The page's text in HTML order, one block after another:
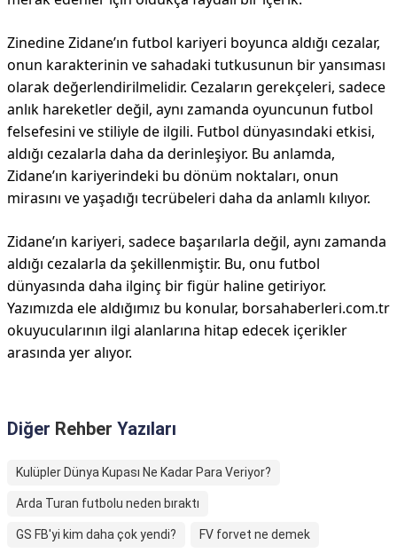
Zinedine Zidane’ın futbol kariyeri boyunca aldığı cezalar,
onun karakterinin ve sahadaki tutkusunun bir yansıması
olarak değerlendirilmelidir. Cezaların gerekçeleri, sadece
anlık hareketler değil, aynı zamanda oyuncunun futbol
felsefesini ve stiliyle de ilgili. Futbol dünyasındaki etkisi,
aldığı cezalarla daha da derinleşiyor. Bu anlamda,
Zidane’ın kariyerindeki bu dönüm noktaları, onun
mirasını ve yaşadığı tecrübeleri daha da anlamlı kılıyor.
Zidane’ın kariyeri, sadece başarılarla değil, aynı zamanda
aldığı cezalarla da şekillenmiştir. Bu, onu futbol
dünyasında daha ilginç bir figür haline getiriyor.
Yazımızda ele aldığımız bu konular, borsahaberleri.com.tr
okuyucularının ilgi alanlarına hitap edecek içerikler
arasında yer alıyor.
Diğer Rehber Yazıları
Kulüpler Dünya Kupası Ne Kadar Para Veriyor?
Arda Turan futbolu neden bıraktı
GS FB'yi kim daha çok yendi? FV forvet ne demek